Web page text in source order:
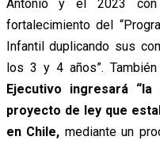
Antonio y el 2023
fortalecimiento del
Infantil duplicando sus
los 3 y 4 años”.
Ejecutivo ingresará
proyecto de ley que
en Chile, mediante un